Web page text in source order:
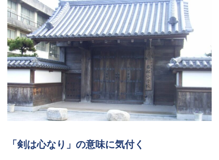
「剣は心なり」の意味に気付く